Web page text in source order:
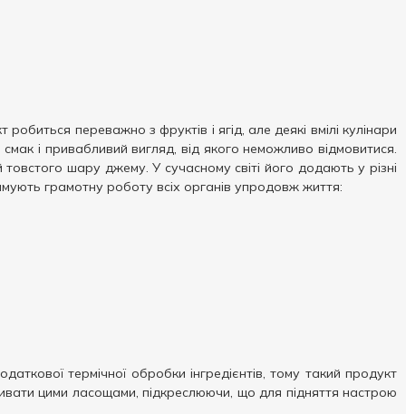
переважно з фруктів і ягід, але деякі вмілі кулінари
і привабливий вигляд, від якого неможливо відмовитися.
шару джему. У сучасному світі його додають у різні
грамотну роботу всіх органів упродовж життя:
термічної обробки інгредієнтів, тому такий продукт
цими ласощами, підкреслюючи, що для підняття настрою